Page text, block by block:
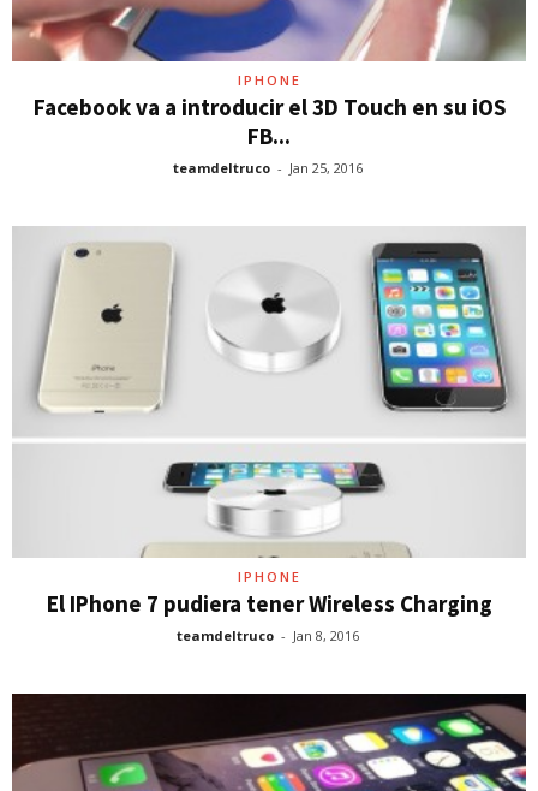
IPHONE
Facebook va a introducir el 3D Touch en su iOS
FB...
teamdeltruco - Jan 25, 2016
IPHONE
El IPhone 7 pudiera tener Wireless Charging
teamdeltruco - Jan 8, 2016